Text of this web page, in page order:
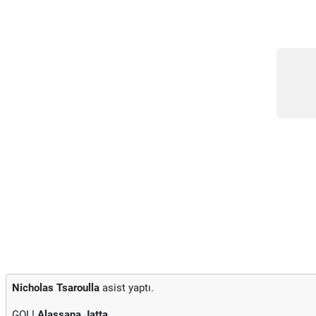
Nicholas Tsaroulla asist yaptı.